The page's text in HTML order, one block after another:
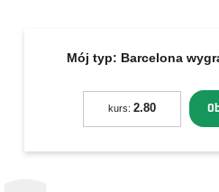
Mój typ: Barcelona
kurs:2.80